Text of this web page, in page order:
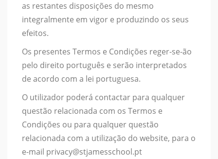
as restantes disposições do mesmo
integralmente em vigor e produzindo os seus
efeitos.
Os presentes Termos e Condições reger-se-ão
pelo direito português e serão interpretados
de acordo com a lei portuguesa.
O utilizador poderá contactar para qualquer
questão relacionada com os Termos e
Condições ou para qualquer questão
relacionada com a utilização do website, para o
e-mail privacy@stjamesschool.pt